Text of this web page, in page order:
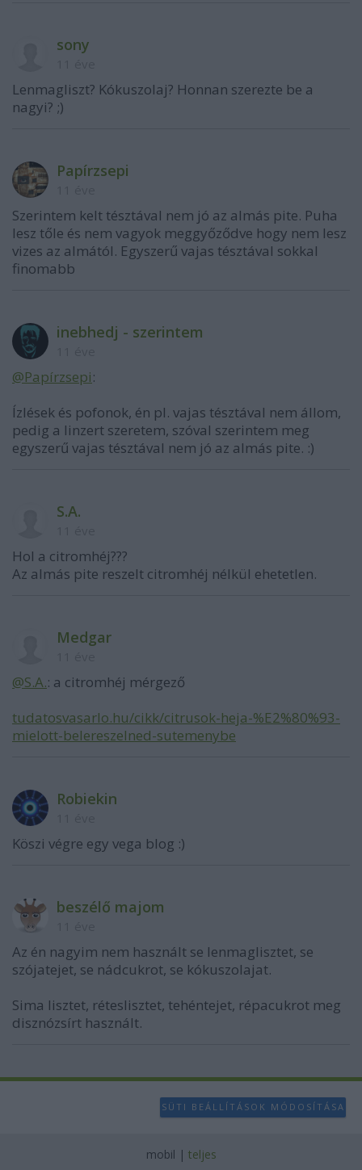
sony
Lenmagliszt? Kókuszolaj? Honnan szerezte be a
nagyi? ;)
Papírzsepi
Szerintem kelt tésztával nem jó az almás pite. Puha
lesz tőle és nem vagyok meggyőződve hogy nem lesz
vizes az almától. Egyszerű vajas tésztával sokkal
finomabb
inebhedj - szerintem
@Papírzsepi:
Ízlések és pofonok, én pl. vajas tésztával nem állom,
pedig a linzert szeretem, szóval szerintem meg
egyszerű vajas tésztával nem jó az almás pite. :)
S.A.
Hol a citromhéj???
Az almás pite reszelt citromhéj nélkül ehetetlen.
Medgar
@S.A.: a citromhéj mérgező
tudatosvasarlo.hu/cikk/citrusok-heja-%E2%80%93-
mielott-belereszelned-sutemenybe
Robiekin
Köszi végre egy vega blog :)
beszélő majom
Az én nagyim nem használt se lenmaglisztet, se
szójatejet, se nádcukrot, se kókuszolajat.
Sima lisztet, réteslisztet, tehéntejet, répacukrot meg
disznózsírt használt.
SÜTI BEÁLLÍTÁSOK MÓDOSÍTÁSA
mobil | teljes